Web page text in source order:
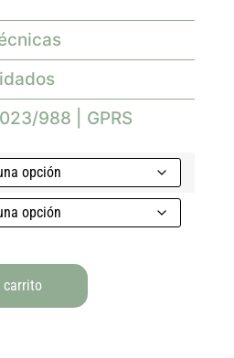
988 | GPRS
carrito